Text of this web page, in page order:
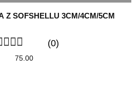
Z SOFSHELLU 3CM/4CM/5CM
(0)
75.00